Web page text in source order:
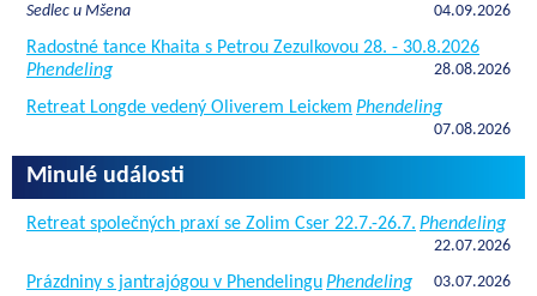
Sedlec u Mšena
04.09.2026
Radostné tance Khaita s Petrou Zezulkovou 28. - 30.8.2026
Phendeling
28.08.2026
Retreat Longde vedený Oliverem Leickem Phendeling
07.08.2026
Minulé události
Retreat společných praxí se Zolim Cser 22.7.-26.7. Phendeling
22.07.2026
Prázdniny s jantrajógou v PhendelinguPhendeling 03.07.2026